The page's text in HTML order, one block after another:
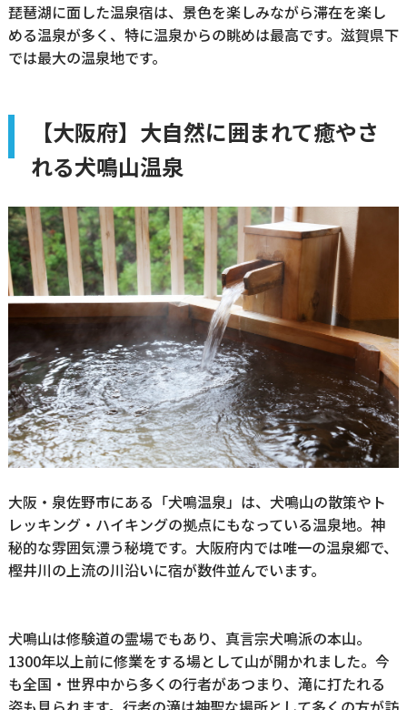
琵琶湖に面した温泉宿は、景色を楽しみながら滞在を楽し
める温泉が多く、特に温泉からの眺めは最高です。滋賀県下
では最大の温泉地です。
【大阪府】大自然に囲まれて癒やさ
れる犬鳴山温泉
大阪・泉佐野市にある「犬鳴温泉」は、犬鳴山の散策やト
レッキング・ハイキングの拠点にもなっている温泉地。神
秘的な雰囲気漂う秘境です。大阪府内では唯一の温泉郷で、
樫井川の上流の川沿いに宿が数件並んでいます。
犬鳴山は修験道の霊場でもあり、真言宗犬鳴派の本山。
1300年以上前に修業をする場として山が開かれました。今
も全国・世界中から多くの行者があつまり、滝に打たれる